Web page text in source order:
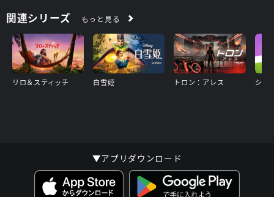
関連シリーズ もっと見る
リロ＆スティッチ 白雪姫 トロン：アレス
▼アプリダウンロード